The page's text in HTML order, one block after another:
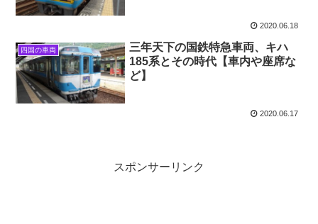
2020.06.18
四国の車両
三年天下の国鉄特急車両、キハ
185系とその時代【車内や座席な
ど】
2020.06.17
スポンサーリンク